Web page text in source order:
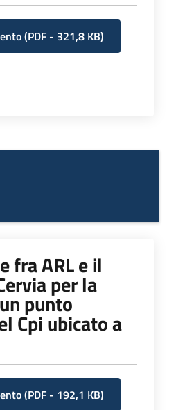
(PDF - 321,8 KB)
fra ARL e il
per la
punto
Cpi ubicato a
(PDF - 192,1 KB)